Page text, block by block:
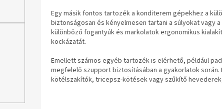
Egy másik fontos tartozék a konditerem gépekhez a
biztonságosan és kényelmesen tartani a súlyokat vagy
különböző fogantyúk és markolatok ergonomikus
kockázatát.
Emellett számos egyéb tartozék is elérhető, például
megfelelő szupport biztosításában a gyakorlatok
kötélszakítók, tricepsz-kötések vagy szűkítő